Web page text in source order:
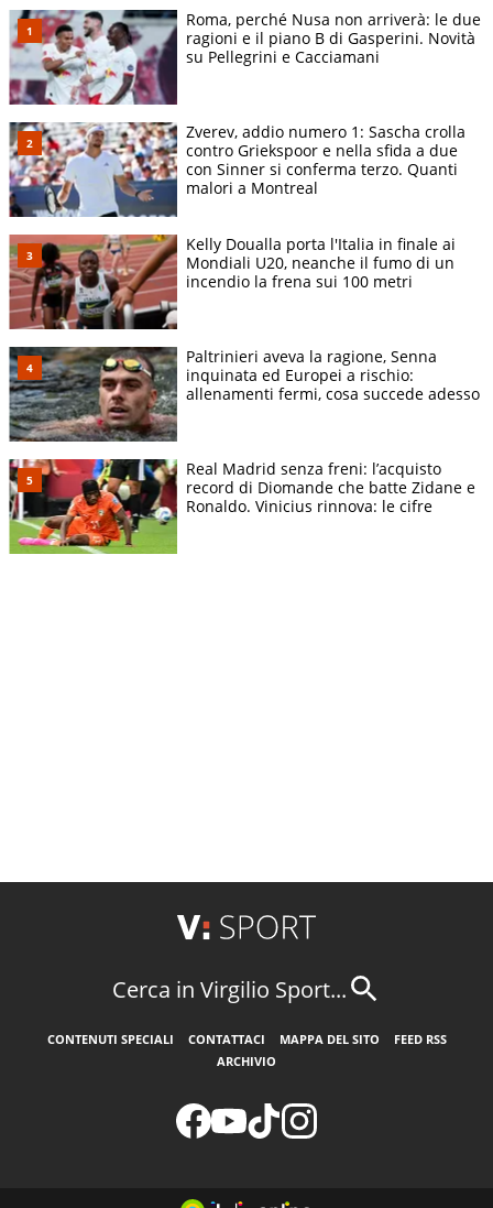
Roma, perché Nusa non arriverà: le due
ragioni e il piano B di Gasperini. Novità
su Pellegrini e Cacciamani
Zverev, addio numero 1: Sascha crolla
contro Griekspoor e nella sfida a due
con Sinner si conferma terzo. Quanti
malori a Montreal
Kelly Doualla porta l'Italia in finale ai
Mondiali U20, neanche il fumo di un
incendio la frena sui 100 metri
Paltrinieri aveva la ragione, Senna
inquinata ed Europei a rischio:
allenamenti fermi, cosa succede adesso
Real Madrid senza freni: l’acquisto
record di Diomande che batte Zidane e
Ronaldo. Vinicius rinnova: le cifre
Cerca in Virgilio Sport...
CONTENUTI SPECIALI CONTATTACI MAPPA DEL SITO
FEED RSS
ARCHIVIO